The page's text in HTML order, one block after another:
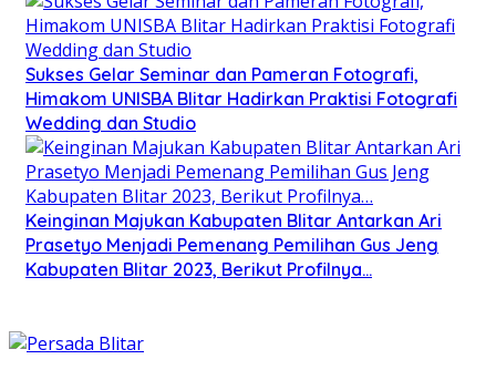
Sukses Gelar Seminar dan Pameran Fotografi,
Himakom UNISBA Blitar Hadirkan Praktisi Fotografi
Wedding dan Studio
Keinginan Majukan Kabupaten Blitar Antarkan Ari
Prasetyo Menjadi Pemenang Pemilihan Gus Jeng
Kabupaten Blitar 2023, Berikut Profilnya…